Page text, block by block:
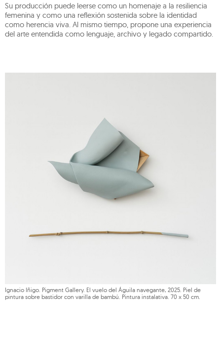
Su producción puede leerse como un homenaje a la resiliencia
femenina y como una reflexión sostenida sobre la identidad
como herencia viva. Al mismo tiempo, propone una experiencia
del arte entendida como lenguaje, archivo y legado compartido.
Ignacio Iñigo. Pigment Gallery. El vuelo del Águila navegante, 2025. Piel de
pintura sobre bastidor con varilla de bambú. Pintura instalativa. 70 x 50 cm.